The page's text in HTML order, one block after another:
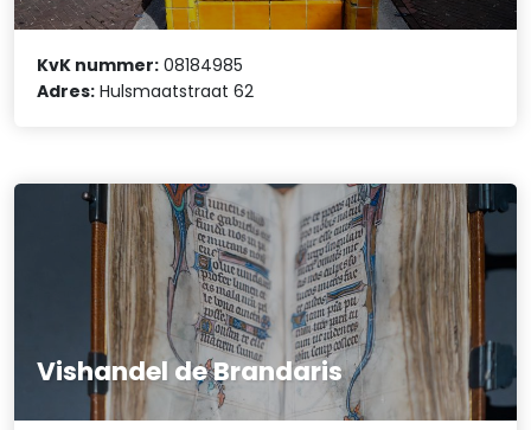
KvK nummer: 08184985
Adres: Hulsmaatstraat 62
Vishandel de Brandaris